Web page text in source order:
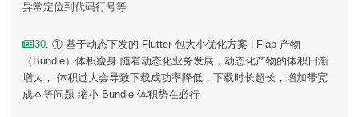
异常定位到代码行号等
30. ① 基于动态下发的 Flutter 包大小优化方案 | Flap 产物
（Bundle）体积瘦身 随着动态化业务发展，动态化产物的体积日渐
增大， 体积过大会导致下载成功率降低，下载时长超长，增加带宽
成本等问题 缩小 Bundle 体积势在必行